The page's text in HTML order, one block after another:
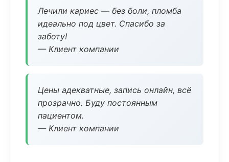
Лечили кариес — без боли, пломба
идеально под цвет. Спасибо за
заботу!
— Клиент компании
Цены адекватные, запись онлайн, всё
прозрачно. Буду постоянным
пациентом.
— Клиент компании